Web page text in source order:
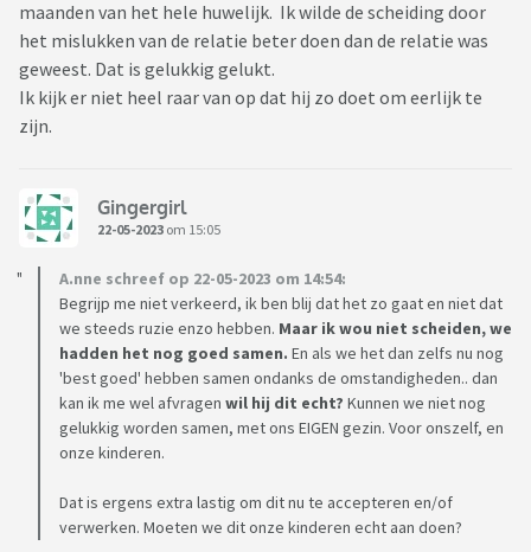
maanden van het hele huwelijk. Ik wilde de scheiding door
het mislukken van de relatie beter doen dan de relatie was
geweest. Dat is gelukkig gelukt.
Ik kijk er niet heel raar van op dat hij zo doet om eerlijk te
zijn.
Gingergirl
22-05-2023 om 15:05
A.nne schreef op 22-05-2023 om 14:54:
Begrijp me niet verkeerd, ik ben blij dat het zo gaat en niet dat
we steeds ruzie enzo hebben. Maar ik wou niet scheiden, we
hadden het nog goed samen. En als we het dan zelfs nu nog
'best goed' hebben samen ondanks de omstandigheden.. dan
kan ik me wel afvragen wil hij dit echt? Kunnen we niet nog
gelukkig worden samen, met ons EIGEN gezin. Voor onszelf, en
onze kinderen.
Dat is ergens extra lastig om dit nu te accepteren en/of
verwerken. Moeten we dit onze kinderen echt aan doen?